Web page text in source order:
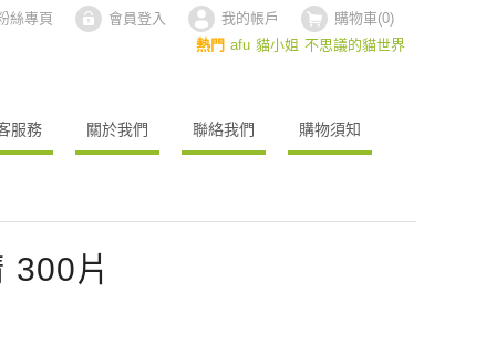
購物車(0)
我的帳戶
會員登入
絲專頁
熱門 afu 貓小姐 不思議的貓世界
服務 關於我們 聯絡我們 購物須知
300片